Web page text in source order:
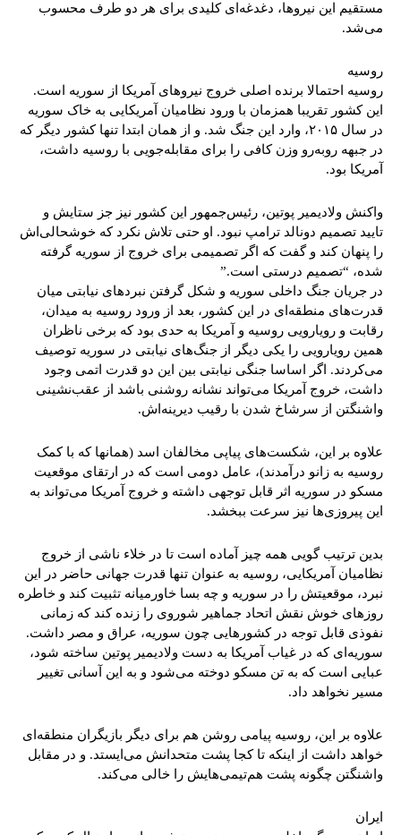
مستقیم این نیروها، دغدغه‌ای کلیدی برای هر دو طرف محسوب
می‌شد.
روسیه
روسیه احتمالا برنده اصلی خروج نیروهای آمریکا از سوریه است.
این کشور تقریبا همزمان با ورود نظامیان آمریکایی به خاک سوریه
در سال ۲۰۱۵، وارد این جنگ شد. و از همان ابتدا تنها کشور دیگر که
در جبهه روبه‌رو وزن کافی را برای مقابله‌جویی با روسیه داشت،
آمریکا بود.
واکنش ولادیمیر پوتین، رئیس‌جمهور این کشور نیز جز ستایش و
تایید تصمیم دونالد ترامپ نبود. او حتی تلاش نکرد که خوشحالی‌اش
را پنهان کند و گفت که اگر تصمیمی برای خروج از سوریه گرفته
شده، “تصمیم درستی است.”
در جریان جنگ داخلی سوریه و شکل گرفتن نبردهای نیابتی میان
قدرت‌های منطقه‌ای در این کشور، بعد از ورود روسیه به میدان،
رقابت و رویارویی روسیه و آمریکا به حدی بود که برخی ناظران
همین رویارویی را یکی دیگر از جنگ‌های نیابتی در سوریه توصیف
می‌کردند. اگر اساسا جنگی نیابتی بین این دو قدرت اتمی وجود
داشت، خروج آمریکا می‌تواند نشانه‌ روشنی باشد از عقب‌نشینی
واشنگتن از سرشاخ شدن با رقیب دیرینه‌اش.
علاوه بر این، شکست‌های پیاپی مخالفان اسد (همانها که با کمک
روسیه به زانو درآمدند)، عامل دومی است که در ارتقای موقعیت
مسکو در سوریه اثر قابل توجهی داشته و خروج آمریکا می‌تواند به
این پیروزی‌ها نیز سرعت ببخشد.
بدین ترتیب گویی همه چیز آماده است تا در خلاء ناشی از خروج
نظامیان آمریکایی، روسیه به عنوان تنها قدرت جهانی حاضر در این
نبرد، موقعیتش را در سوریه و چه بسا خاورمیانه تثبیت کند و خاطره
روزهای خوش نقش اتحاد جماهیر شوروی را زنده کند که زمانی
نفوذی قابل توجه در کشورهایی چون سوریه، عراق و مصر داشت.
سوریه‌ای که در غیاب آمریکا به دست ولادیمیر پوتین ساخته شود،
عبایی است که به تن مسکو دوخته می‌شود و به این آسانی تغییر
مسیر نخواهد داد.
علاوه بر این، روسیه پیامی روشن هم برای دیگر بازیگران منطقه‌ای
خواهد داشت از اینکه تا کجا پشت متحدانش می‌ایستد. و در مقابل
واشنگتن چگونه پشت هم‌تیمی‌هایش را خالی می‌کند.
ایران